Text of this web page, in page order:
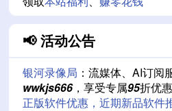
📢 活动公告
银河录像局 ：流媒体、AI订阅
wwkjs666，享受专属95折优惠
正版软件优惠，近期新品软件